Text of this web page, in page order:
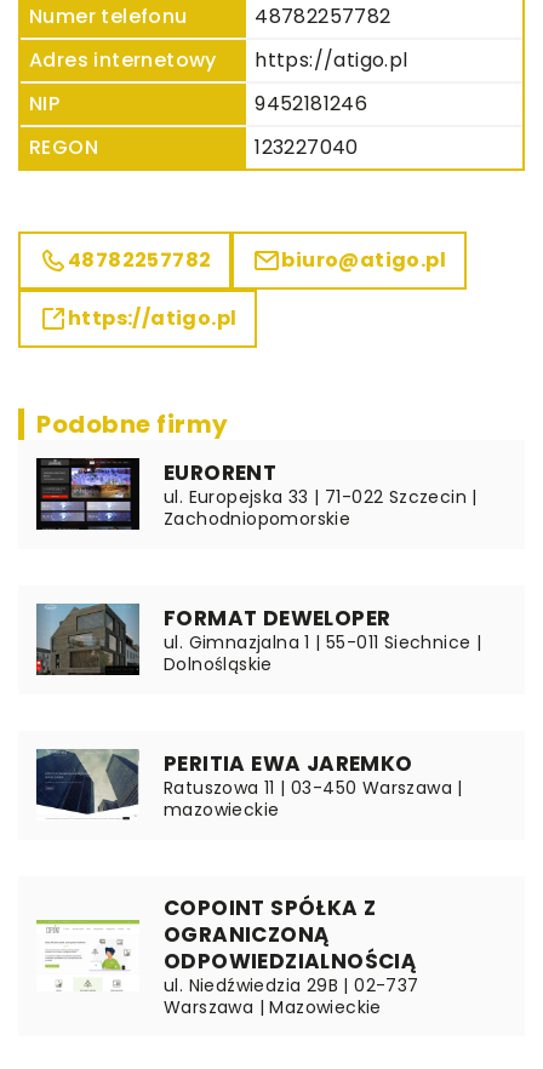
Numer telefonu
48782257782
Adres internetowy
https://atigo.pl
NIP
9452181246
REGON
123227040
48782257782 biuro@atigo.pl
https://atigo.pl
Podobne firmy
EURORENT
ul. Europejska 33 | 71-022 Szczecin |
Zachodniopomorskie
FORMAT DEWELOPER
ul. Gimnazjalna 1 | 55-011 Siechnice |
Dolnośląskie
PERITIA EWA JAREMKO
Ratuszowa 11 | 03-450 Warszawa |
mazowieckie
COPOINT SPÓŁKA Z
OGRANICZONĄ
ODPOWIEDZIALNOŚCIĄ
ul. Niedźwiedzia 29B | 02-737
Warszawa | Mazowieckie